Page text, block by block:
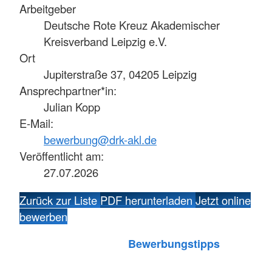
Arbeitgeber
Deutsche Rote Kreuz Akademischer
Kreisverband Leipzig e.V.
Ort
Jupiterstraße 37, 04205 Leipzig
Ansprechpartner*in:
Julian Kopp
E-Mail:
bewerbung@drk-akl.de
Veröffentlicht am:
27.07.2026
Zurück zur ListePDF herunterladenJetzt online
bewerben
Bewerbungstipps